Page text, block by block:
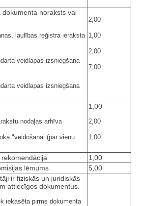
noraksts vai
laulības reģistra ieraksta
veidlapas izsniegšana
veidlapas izsniegšana
2,00
1,00
2,00
7,00
nodaļas arhīva
"veidošanai (par vienu
1,00
2,00
1,00
1,00
lēmums
5,00
ir fiziskās un juridiskās
attiecīgos dokumentus.
iekasēta pirms dokumenta